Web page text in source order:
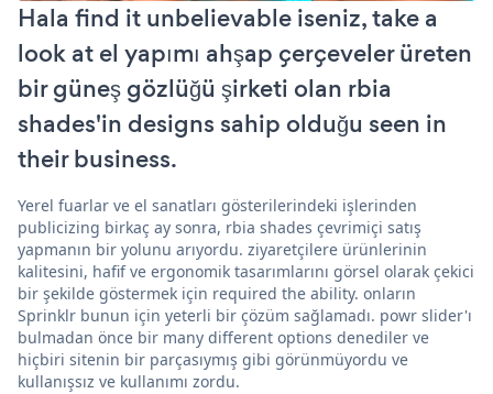
Hala find it unbelievable iseniz, take a
look at el yapımı ahşap çerçeveler üreten
bir güneş gözlüğü şirketi olan rbia
shades'in designs sahip olduğu seen in
their business.
Yerel fuarlar ve el sanatları gösterilerindeki işlerinden
publicizing birkaç ay sonra, rbia shades çevrimiçi satış
yapmanın bir yolunu arıyordu. ziyaretçilere ürünlerinin
kalitesini, hafif ve ergonomik tasarımlarını görsel olarak çekici
bir şekilde göstermek için required the ability. onların
Sprinklr bunun için yeterli bir çözüm sağlamadı. powr slider'ı
bulmadan önce bir many different options denediler ve
hiçbiri sitenin bir parçasıymış gibi görünmüyordu ve
kullanışsız ve kullanımı zordu.